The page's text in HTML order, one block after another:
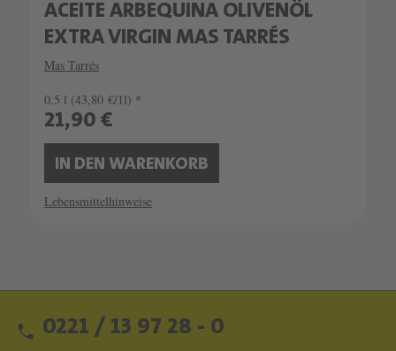
ACEITE ARBEQUINA OLIVENÖL
EXTRA VIRGIN MAS TARRÉS
Mas Tarrés
0.5 l (43,80 €/1l) *
21,90 €
IN DEN WARENKORB
Lebensmittelhinweise
0221 / 13 97 28 - 0